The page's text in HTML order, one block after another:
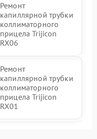
Ремонт
капиллярной трубки
коллиматорного
прицела Trijicon
RX06
Ремонт
капиллярной трубки
коллиматорного
прицела Trijicon
RX01